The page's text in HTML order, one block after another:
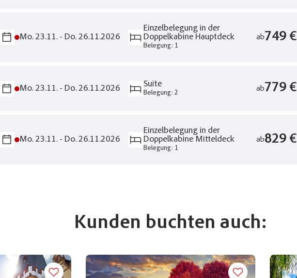
Mo. 23.11. - Do. 26.11.2026
Einzelbelegung in der
Doppelkabine Hauptdeck
Belegung: 1
ab749 €
Mo. 23.11. - Do. 26.11.2026 Suite
Belegung: 2
ab779 €
Mo. 23.11. - Do. 26.11.2026
Einzelbelegung in der
Doppelkabine Mitteldeck
Belegung: 1
ab829 €
Kunden buchten auch: